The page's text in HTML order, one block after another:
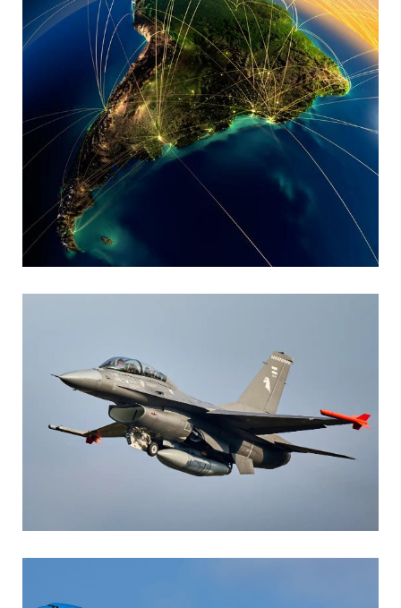
MARIA SONZINI
Aviación Comercial
Aviación General
AGUSTIN BOFFI
Aviación Militar, Fuerza Aérea Argentina